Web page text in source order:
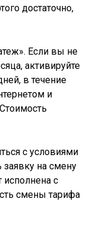
достаточно,
Если вы не
активируйте
в течение
и
с условиями
на смену
исполнена с
смены тарифа